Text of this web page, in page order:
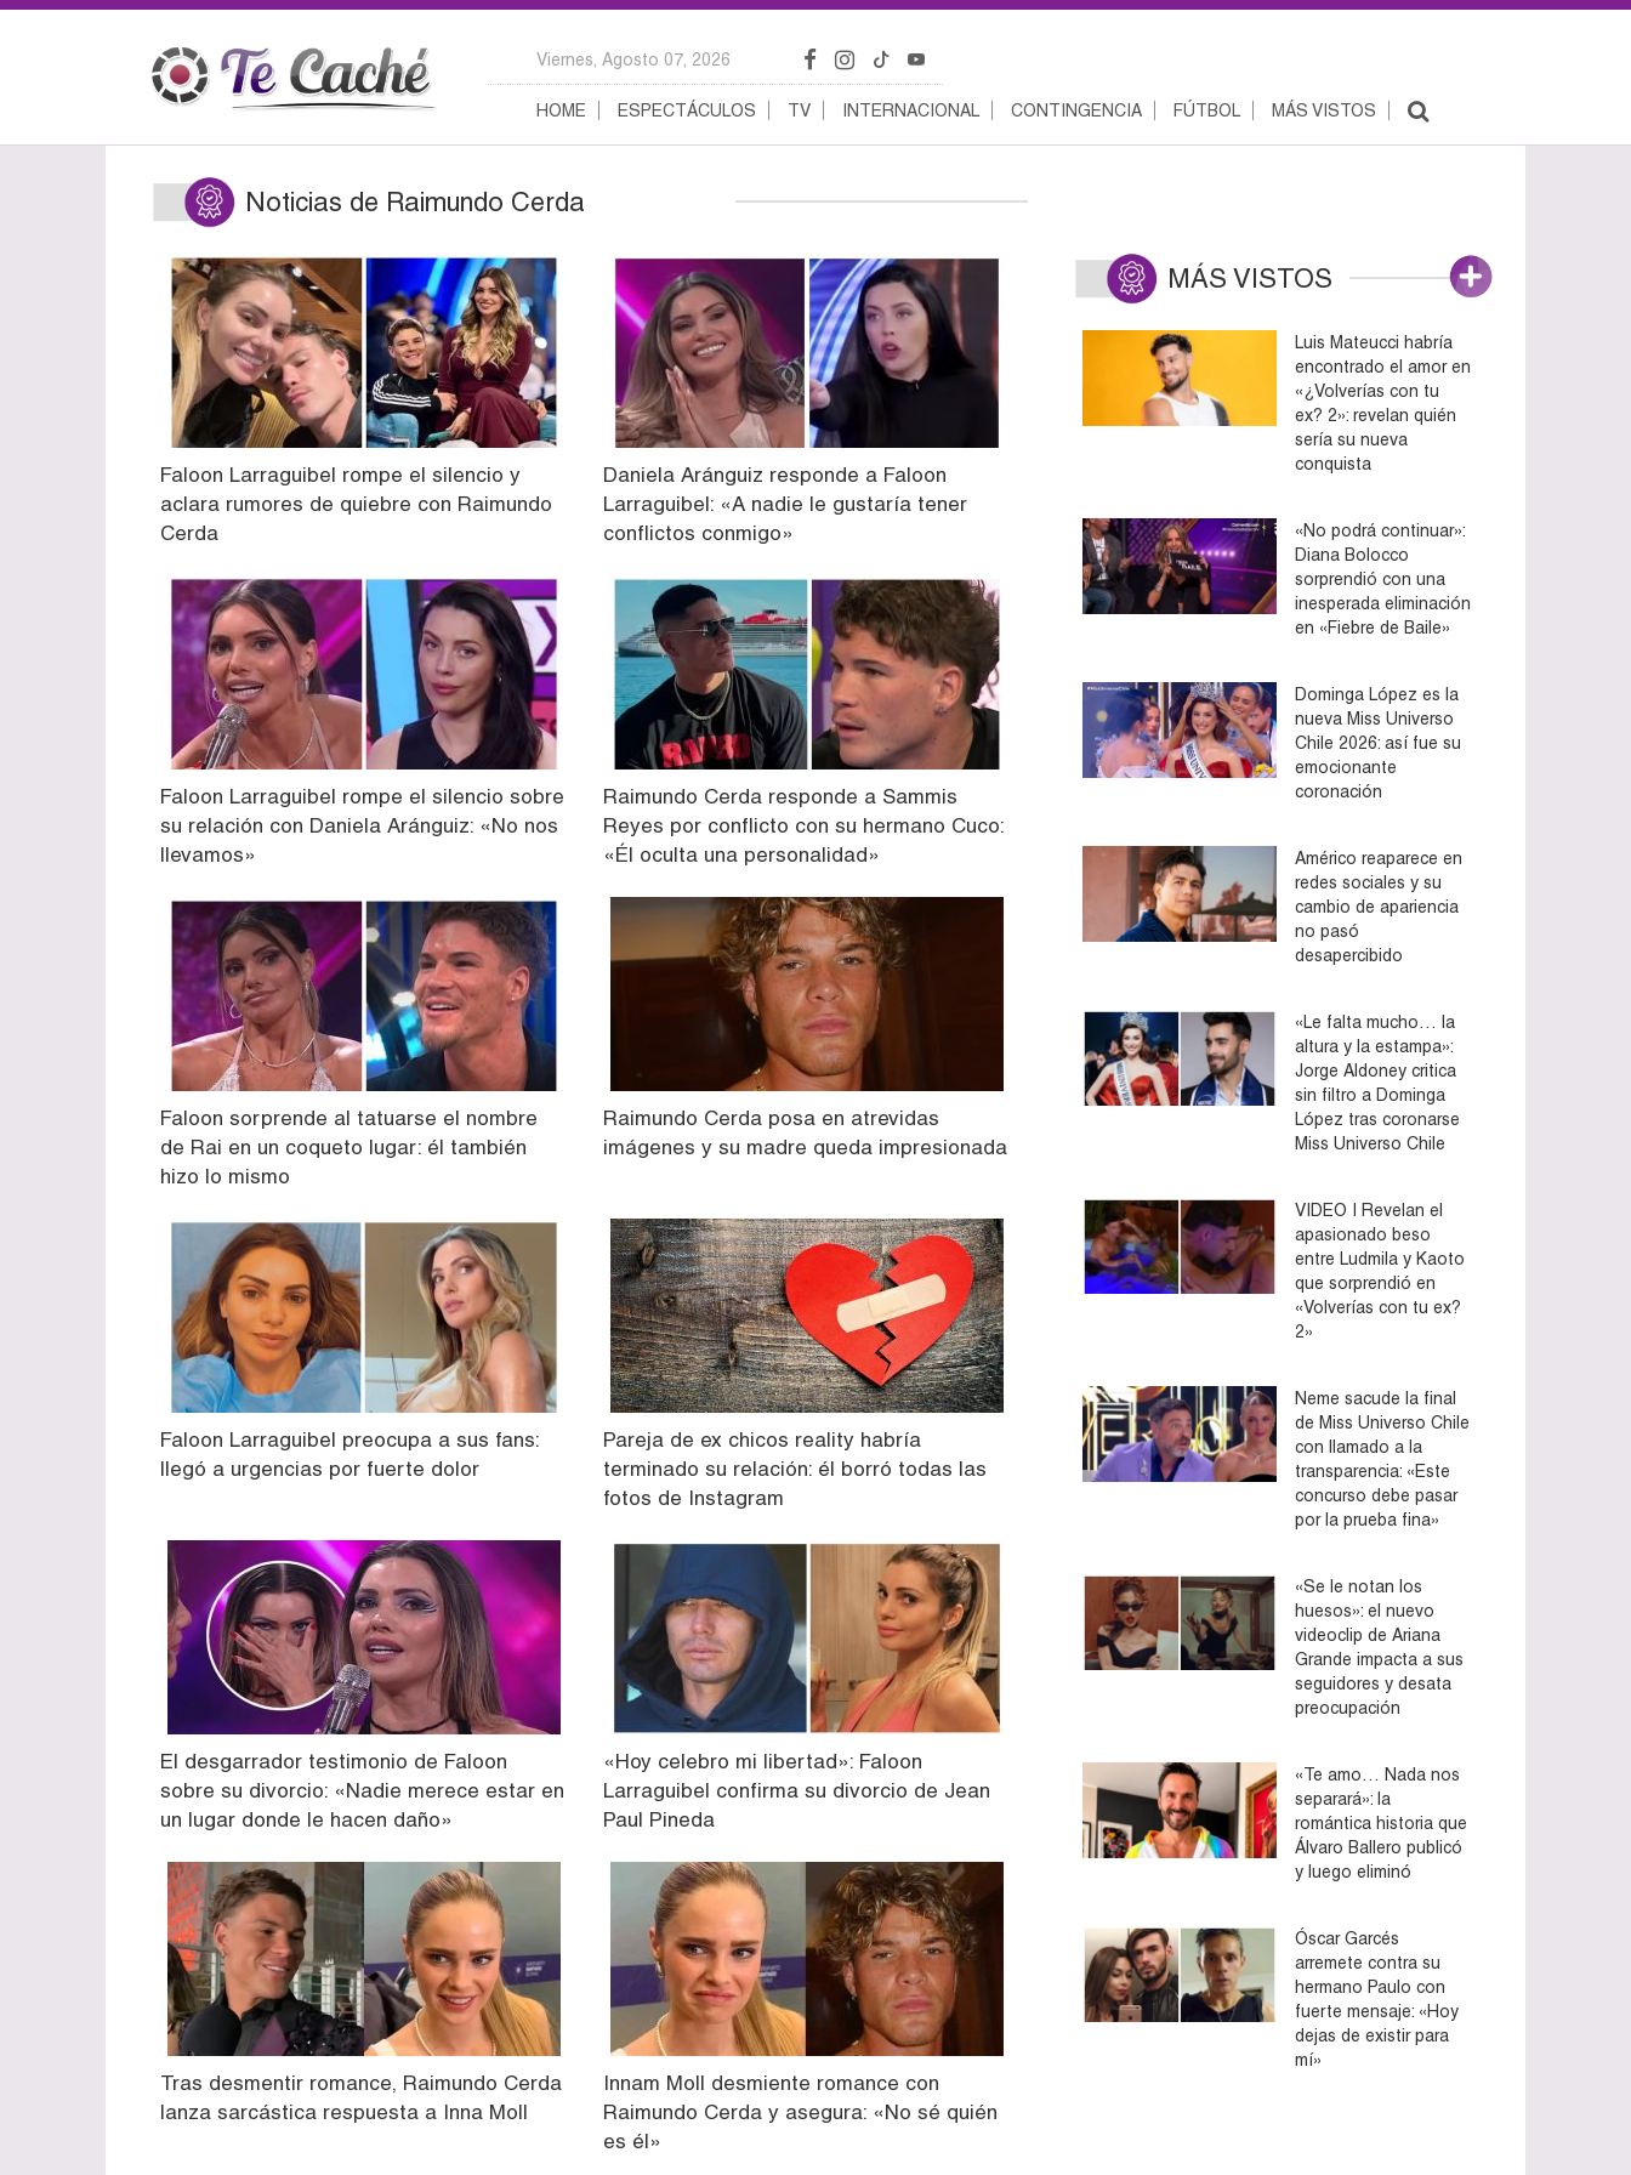
Viernes, Agosto 07, 2026
HOME ESPECTÁCULOS TV INTERNACIONAL CONTINGENCIA FÚTBOL MÁS VISTOS
Noticias de Raimundo Cerda
Faloon Larraguibel rompe el silencio y
aclara rumores de quiebre con Raimundo
Cerda
Daniela Aránguiz responde a Faloon
Larraguibel: «A nadie le gustaría tener
conflictos conmigo»
Faloon Larraguibel rompe el silencio sobre
su relación con Daniela Aránguiz: «No nos
llevamos»
Raimundo Cerda responde a Sammis
Reyes por conflicto con su hermano Cuco:
«Él oculta una personalidad»
Faloon sorprende al tatuarse el nombre
de Rai en un coqueto lugar: él también
hizo lo mismo
Raimundo Cerda posa en atrevidas
imágenes y su madre queda impresionada
Faloon Larraguibel preocupa a sus fans:
llegó a urgencias por fuerte dolor
Pareja de ex chicos reality habría
terminado su relación: él borró todas las
fotos de Instagram
El desgarrador testimonio de Faloon
sobre su divorcio: «Nadie merece estar en
un lugar donde le hacen daño»
«Hoy celebro mi libertad»: Faloon
Larraguibel confirma su divorcio de Jean
Paul Pineda
Tras desmentir romance, Raimundo Cerda
lanza sarcástica respuesta a Inna Moll
Innam Moll desmiente romance con
Raimundo Cerda y asegura: «No sé quién
es él»
MÁS VISTOS
Luis Mateucci habría
encontrado el amor en
«¿Volverías con tu
ex? 2»: revelan quién
sería su nueva
conquista
«No podrá continuar»:
Diana Bolocco
sorprendió con una
inesperada eliminación
en «Fiebre de Baile»
Dominga López es la
nueva Miss Universo
Chile 2026: así fue su
emocionante
coronación
Américo reaparece en
redes sociales y su
cambio de apariencia
no pasó
desapercibido
«Le falta mucho… la
altura y la estampa»:
Jorge Aldoney critica
sin filtro a Dominga
López tras coronarse
Miss Universo Chile
VIDEO | Revelan el
apasionado beso
entre Ludmila y Kaoto
que sorprendió en
«Volverías con tu ex?
2»
Neme sacude la final
de Miss Universo Chile
con llamado a la
transparencia: «Este
concurso debe pasar
por la prueba fina»
«Se le notan los
huesos»: el nuevo
videoclip de Ariana
Grande impacta a sus
seguidores y desata
preocupación
«Te amo… Nada nos
separará»: la
romántica historia que
Álvaro Ballero publicó
y luego eliminó
Óscar Garcés
arremete contra su
hermano Paulo con
fuerte mensaje: «Hoy
dejas de existir para
mí»